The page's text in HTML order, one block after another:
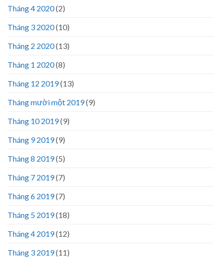
Tháng 4 2020(2)
Tháng 3 2020(10)
Tháng 2 2020(13)
Tháng 1 2020(8)
Tháng 12 2019(13)
Tháng mười một 2019(9)
Tháng 10 2019(9)
Tháng 9 2019(9)
Tháng 8 2019(5)
Tháng 7 2019(7)
Tháng 6 2019(7)
Tháng 5 2019(18)
Tháng 4 2019(12)
Tháng 3 2019(11)